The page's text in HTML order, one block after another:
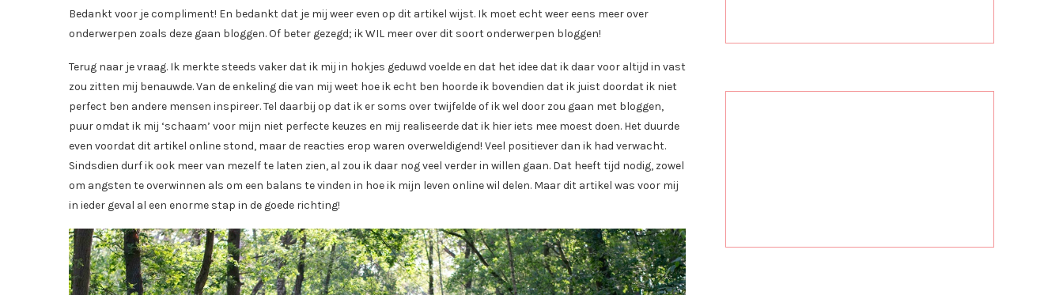
Bedankt voor je compliment! En bedankt dat je mij weer even op dit artikel wijst. Ik moet echt weer eens meer over
onderwerpen zoals deze gaan bloggen. Of beter gezegd; ik WIL meer over dit soort onderwerpen bloggen!
Terug naar je vraag. Ik merkte steeds vaker dat ik mij in hokjes geduwd voelde en dat het idee dat ik daar voor altijd in vast
zou zitten mij benauwde. Van de enkeling die van mij weet hoe ik echt ben hoorde ik bovendien dat ik juist doordat ik niet
perfect ben andere mensen inspireer. Tel daarbij op dat ik er soms over twijfelde of ik wel door zou gaan met bloggen,
puur omdat ik mij ‘schaam’ voor mijn niet perfecte keuzes en mij realiseerde dat ik hier iets mee moest doen. Het duurde
even voordat dit artikel online stond, maar de reacties erop waren overweldigend! Veel positiever dan ik had verwacht.
Sindsdien durf ik ook meer van mezelf te laten zien, al zou ik daar nog veel verder in willen gaan. Dat heeft tijd nodig, zowel
om angsten te overwinnen als om een balans te vinden in hoe ik mijn leven online wil delen. Maar dit artikel was voor mij
in ieder geval al een enorme stap in de goede richting!